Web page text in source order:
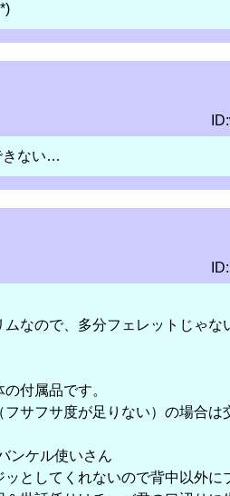
きない…
ムなので、多分フェレットじゃな
付属品です。
フサフサ度が足りない）の場合は
ンケル使いさん
ッとしてくれないので背中以外